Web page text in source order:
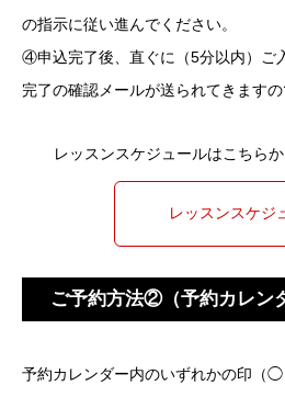
の指示に従い進んでください。
④申込完了後、直ぐに（5分以内）ご
完了の確認メールが送られてきますの
レッスンスケジュールはこちら
レッスンスケジ
ご予約方法②（予約カレン
予約カレンダー内のいずれかの印